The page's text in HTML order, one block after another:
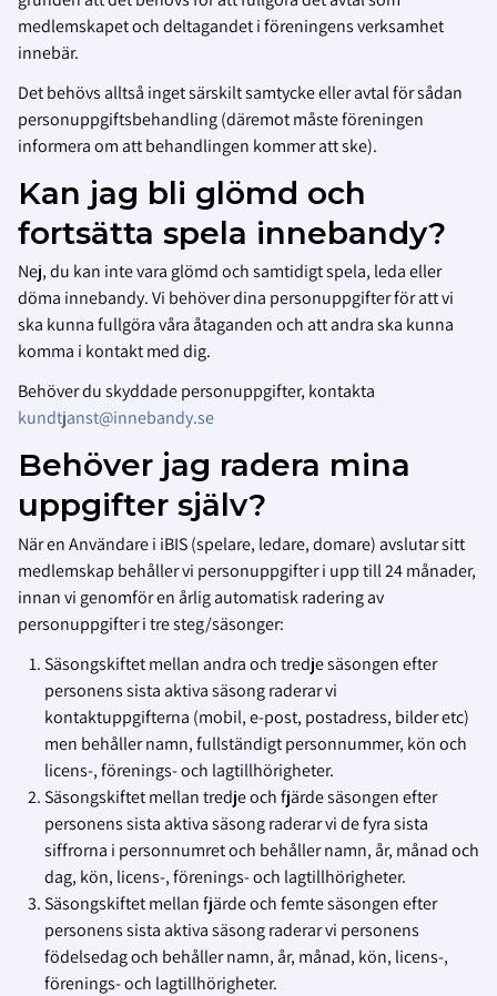
medlemskapet och deltagandet i föreningens verksamhet
innebär.
Det behövs alltså inget särskilt samtycke eller avtal för sådan
personuppgiftsbehandling (däremot måste föreningen
informera om att behandlingen kommer att ske).
Kan jag bli glömd och
fortsätta spela innebandy?
Nej, du kan inte vara glömd och samtidigt spela, leda eller
döma innebandy. Vi behöver dina personuppgifter för att vi
ska kunna fullgöra våra åtaganden och att andra ska kunna
komma i kontakt med dig.
Behöver du skyddade personuppgifter, kontakta
kundtjanst@innebandy.se
Behöver jag radera mina
uppgifter själv?
När en Användare i iBIS (spelare, ledare, domare) avslutar sitt
medlemskap behåller vi personuppgifter i upp till 24 månader,
innan vi genomför en årlig automatisk radering av
personuppgifter i tre steg/säsonger:
Säsongskiftet mellan andra och tredje säsongen efter
personens sista aktiva säsong raderar vi
kontaktuppgifterna (mobil, e-post, postadress, bilder etc)
men behåller namn, fullständigt personnummer, kön och
licens-, förenings- och lagtillhörigheter.
Säsongskiftet mellan tredje och fjärde säsongen efter
personens sista aktiva säsong raderar vi de fyra sista
siffrorna i personnumret och behåller namn, år, månad och
dag, kön, licens-, förenings- och lagtillhörigheter.
Säsongskiftet mellan fjärde och femte säsongen efter
personens sista aktiva säsong raderar vi personens
födelsedag och behåller namn, år, månad, kön, licens-,
förenings- och lagtillhörigheter.